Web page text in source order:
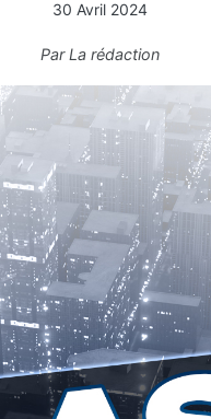
30 Avril 2024
ParLa rédaction